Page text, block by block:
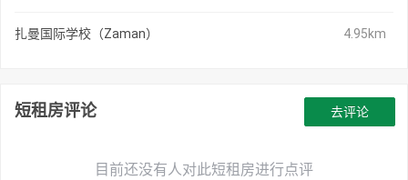
扎曼国际学校（Zaman） 4.95km
短租房评论
目前还没有人对此短租房进行点评
去评论